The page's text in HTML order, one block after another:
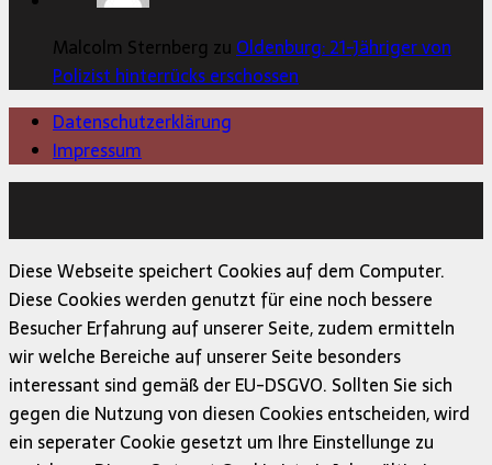
Malcolm Sternberg zu Oldenburg: 21-Jähriger von
Polizist hinterrücks erschossen
Datenschutzerklärung
Impressum
Diese Webseite speichert Cookies auf dem Computer.
Diese Cookies werden genutzt für eine noch bessere
Besucher Erfahrung auf unserer Seite, zudem ermitteln
wir welche Bereiche auf unserer Seite besonders
interessant sind gemäß der EU-DSGVO. Sollten Sie sich
gegen die Nutzung von diesen Cookies entscheiden, wird
ein seperater Cookie gesetzt um Ihre Einstellunge zu